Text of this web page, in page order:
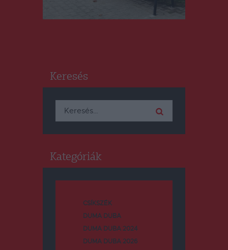
Keresés
Keresés:
Kategóriák
CSÍKSZÉK
DUMA DUBA
DUMA DUBA 2024
DUMA DUBA 2026